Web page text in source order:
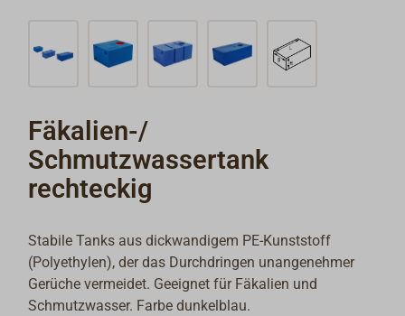
Fäkalien-/
Schmutzwassertank
rechteckig
Stabile Tanks aus dickwandigem PE-Kunststoff
(Polyethylen), der das Durchdringen unangenehmer
Gerüche vermeidet. Geeignet für Fäkalien und
Schmutzwasser. Farbe dunkelblau.